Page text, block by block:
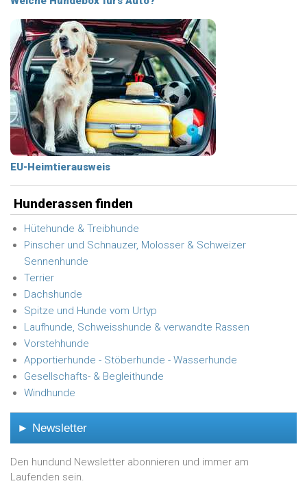
EU-Heimtierausweis
Hunderassen finden
Hütehunde & Treibhunde
Pinscher und Schnauzer, Molosser & Schweizer
Sennenhunde
Terrier
Dachshunde
Spitze und Hunde vom Urtyp
Laufhunde, Schweisshunde & verwandte Rassen
Vorstehhunde
Apportierhunde - Stöberhunde - Wasserhunde
Gesellschafts- & Begleithunde
Windhunde
► Newsletter
Den hundund Newsletter abonnieren und immer am
Laufenden sein.